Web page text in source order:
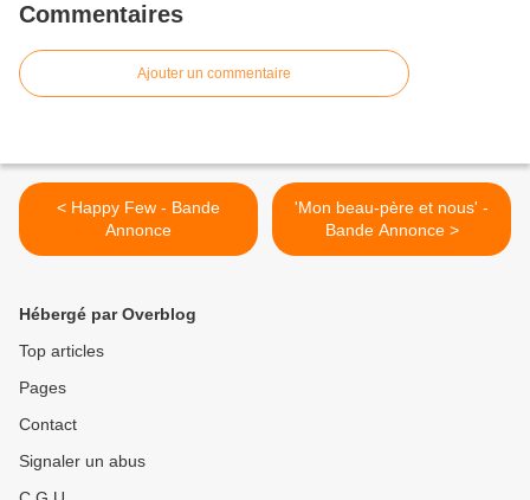
Commentaires
Ajouter un commentaire
< Happy Few - Bande
Annonce
'Mon beau-père et nous' -
Bande Annonce >
Hébergé par Overblog
Top articles
Pages
Contact
Signaler un abus